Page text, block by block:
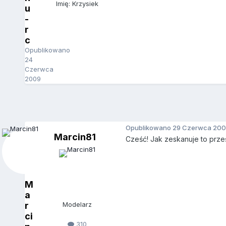
u
-
r
c
Opublikowano
24
Czerwca
2009
Imię: Krzysiek
M
a
r
ci
Marcin81
Modelarz
310
Opublikowano 29 Czerwca
Cześć! Jak zeskanuje to